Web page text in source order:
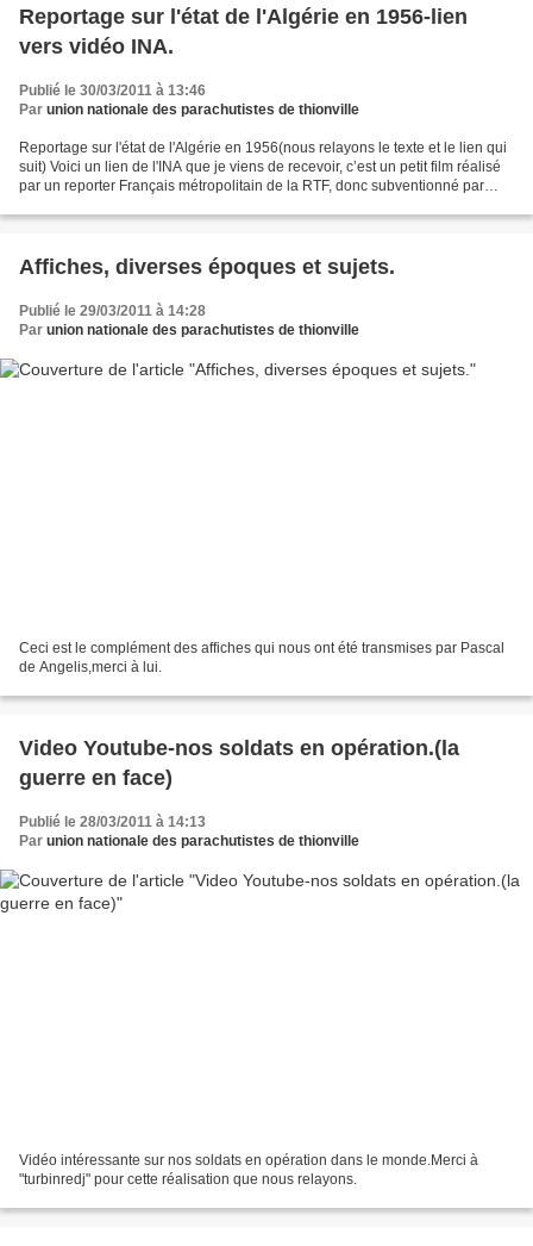
Reportage sur l'état de l'Algérie en 1956-lien
vers vidéo INA.
Publié le 30/03/2011 à 13:46
Par union nationale des parachutistes de thionville
Reportage sur l'état de l'Algérie en 1956(nous relayons le texte et le lien qui
suit) Voici un lien de l'INA que je viens de recevoir, c’est un petit film réalisé
par un reporter Français métropolitain de la RTF, donc subventionné par
Affiches, diverses époques et sujets.
Publié le 29/03/2011 à 14:28
Par union nationale des parachutistes de thionville
Ceci est le complément des affiches qui nous ont été transmises par Pascal
de Angelis,merci à lui.
Video Youtube-nos soldats en opération.(la
guerre en face)
Publié le 28/03/2011 à 14:13
Par union nationale des parachutistes de thionville
Vidéo intéressante sur nos soldats en opération dans le monde.Merci à
"turbinredj" pour cette réalisation que nous relayons.